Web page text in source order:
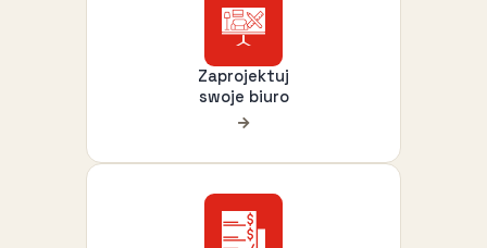
Zaprojektuj
swoje biuro